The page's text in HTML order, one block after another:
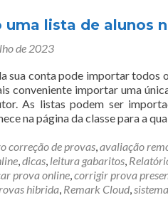
lista de alunos
de 2023
sua conta pode importar todos
conveniente importar uma
As listas podem ser
na página da classe para a
correção de provas,avaliação
,dicas, leitura gabaritos,
prova online,corrigir prova
hibrida, Remark Cloud,